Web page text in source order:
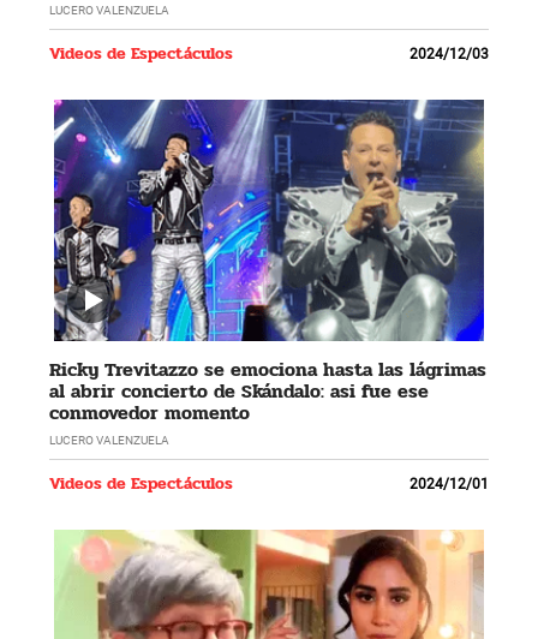
LUCERO VALENZUELA
Videos de Espectáculos 2024/12/03
Ricky Trevitazzo se emociona hasta las lágrimas
al abrir concierto de Skándalo: asi fue ese
conmovedor momento
LUCERO VALENZUELA
Videos de Espectáculos 2024/12/01